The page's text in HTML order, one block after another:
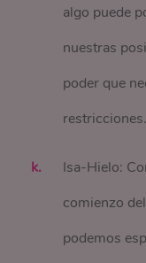
algo puede
nuestras
poder que
restricciones.
Isa-Hielo:
comienzo
podemos